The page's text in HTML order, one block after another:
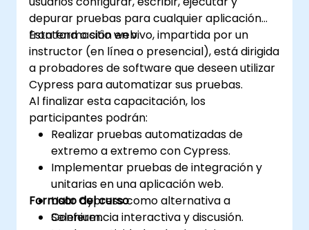
depurar pruebas para cualquier aplicación
frontend o sitio web.
Esta formación en vivo, impartida por un
instructor (en línea o presencial), está dirigida
a probadores de software que deseen utilizar
Cypress para automatizar sus pruebas.
Al finalizar esta capacitación, los
participantes podrán:
Realizar pruebas automatizadas de
extremo a extremo con Cypress.
Implementar pruebas de integración y
unitarias en una aplicación web.
Usar Cypress como alternativa a
Selenium.
Formato del curso
Conferencia interactiva y discusión.